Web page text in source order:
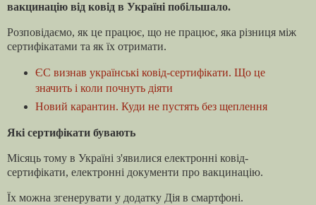
вакцинацію від ковід в Україні побільшало.
Розповідаємо, як це працює, що не працює, яка різниця між
сертифікатами та як їх отримати.
ЄС визнав українські ковід-сертифікати. Що це
значить і коли почнуть діяти
Новий карантин. Куди не пустять без щеплення
Які сертифікати бувають
Місяць тому в Україні з'явилися електронні ковід-
сертифікати, електронні документи про вакцинацію.
Їх можна згенерувати у додатку Дія в смартфоні.